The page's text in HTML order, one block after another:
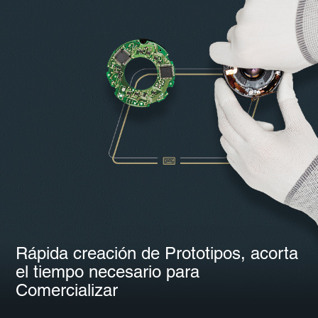
Rápida creación de Prototipos, acorta
el tiempo necesario para
Comercializar